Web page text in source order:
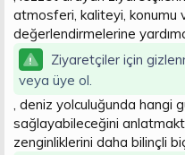
atmosferi, kaliteyi, konumu
değerlendirmelerine
Ziyaretçiler için
veya üye ol.
, deniz yolculuğunda hangi
sağlayabileceğini
zenginliklerini daha bilinçli